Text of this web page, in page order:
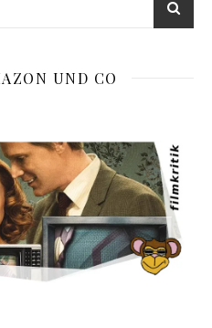
UND CO